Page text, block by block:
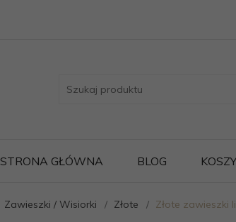
STRONA GŁÓWNA BLOG
Zawieszki / Wisiorki Złote Złote zawieszki